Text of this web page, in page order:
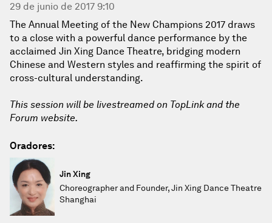
29 de junio de 2017 9:10
The Annual Meeting of the New Champions 2017 draws
to a close with a powerful dance performance by the
acclaimed Jin Xing Dance Theatre, bridging modern
Chinese and Western styles and reaffirming the spirit of
cross-cultural understanding.
This session will be livestreamed on TopLink and the
Forum website.
Oradores:
Jin Xing
Choreographer and Founder, Jin Xing Dance Theatre
Shanghai